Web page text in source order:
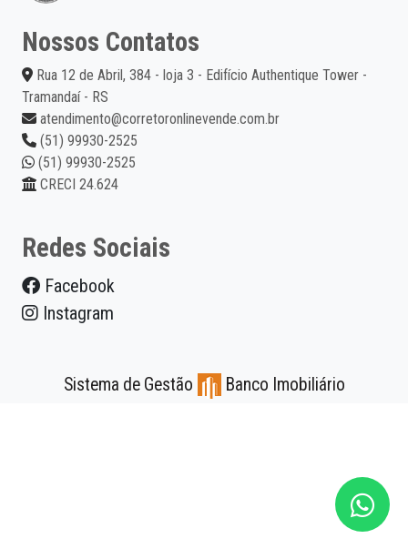
Nossos Contatos
Rua 12 de Abril, 384 - loja 3 - Edifício Authentique Tower -
Tramandaí - RS
atendimento@corretoronlinevende.com.br
(51) 99930-2525
(51) 99930-2525
CRECI 24.624
Redes Sociais
Facebook
Instagram
Sistema de Gestão Banco Imobiliário